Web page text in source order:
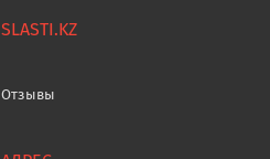
SLASTI.KZ
Отзывы